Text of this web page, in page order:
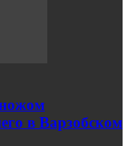
в Варзобском